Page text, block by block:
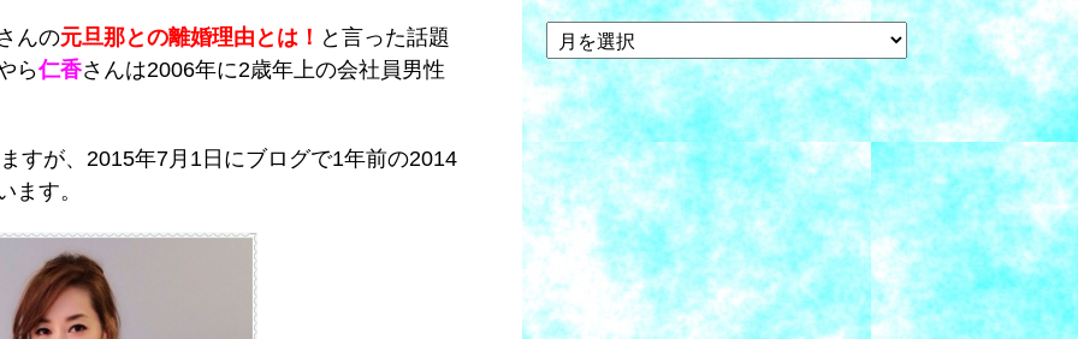
んの元旦那との離婚理由とは！ と言った話題
ら仁香さんは2006年に2歳年上の会社員男性
すが、2015年7月1日にブログで1年前の2014
ます。
リ
ー
は
コ
チ
ラ！！
過
去
の
記
事
は
コ
チ
ラ！！